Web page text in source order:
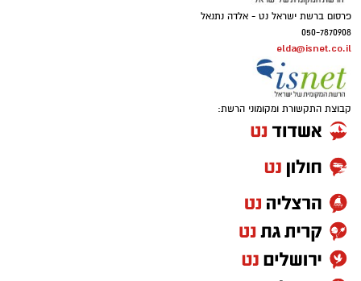
פרסום ברשת ישראל נט - אלדה נתנאל
050-7870908
elda@isnet.co.il
קבוצת התקשורת ומקומוני הרשת: